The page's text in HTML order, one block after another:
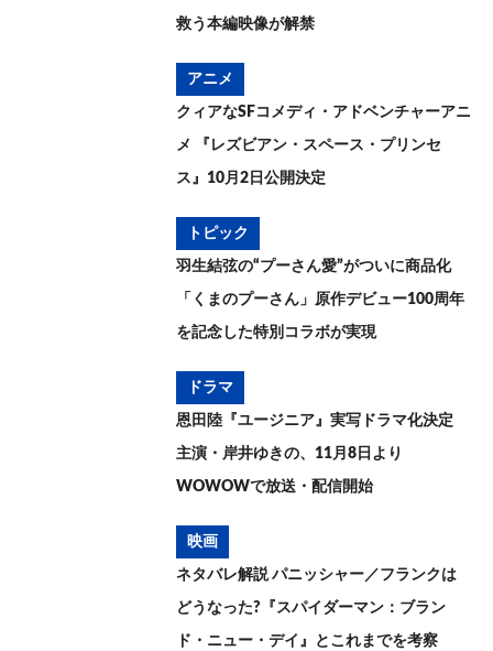
救う本編映像が解禁
アニメ
クィアなSFコメディ・アドベンチャーアニ
メ 『レズビアン・スペース・プリンセ
ス』10月2日公開決定
トピック
羽生結弦の“プーさん愛”がついに商品化
「くまのプーさん」原作デビュー100周年
を記念した特別コラボが実現
ドラマ
恩田陸『ユージニア』実写ドラマ化決定
主演・岸井ゆきの、11月8日より
WOWOWで放送・配信開始
映画
ネタバレ解説 パニッシャー／フランクは
どうなった?『スパイダーマン：ブラン
ド・ニュー・デイ』とこれまでを考察